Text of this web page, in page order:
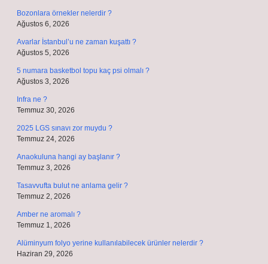
Bozonlara örnekler nelerdir ?
Ağustos 6, 2026
Avarlar İstanbul’u ne zaman kuşattı ?
Ağustos 5, 2026
5 numara basketbol topu kaç psi olmalı ?
Ağustos 3, 2026
Infra ne ?
Temmuz 30, 2026
2025 LGS sınavı zor muydu ?
Temmuz 24, 2026
Anaokuluna hangi ay başlanır ?
Temmuz 3, 2026
Tasavvufta bulut ne anlama gelir ?
Temmuz 2, 2026
Amber ne aromalı ?
Temmuz 1, 2026
Alüminyum folyo yerine kullanılabilecek ürünler nelerdir ?
Haziran 29, 2026